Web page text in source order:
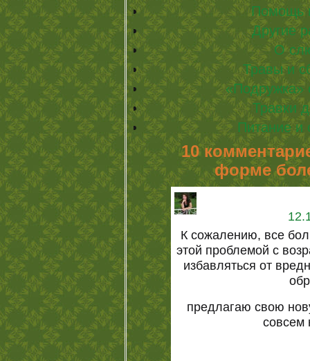
Помощь
Другие
О
Травы и
Травки
Питание и
10
форме
К сожалению, все
этой проблемой с
избавляться от
предлагаю свою
совсем